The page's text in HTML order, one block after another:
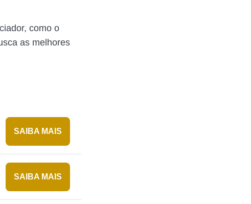
como o
as melhores
SAIBA MAIS
SAIBA MAIS